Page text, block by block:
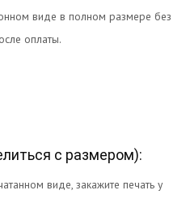
виде в полном размере без
оплаты.
с размером):
виде, закажите печать у